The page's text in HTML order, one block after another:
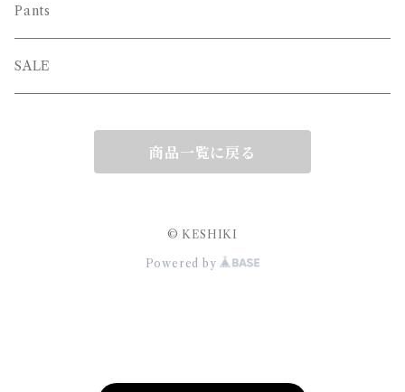
Pants
SALE
商品一覧に戻る
© KESHIKI
Powered by